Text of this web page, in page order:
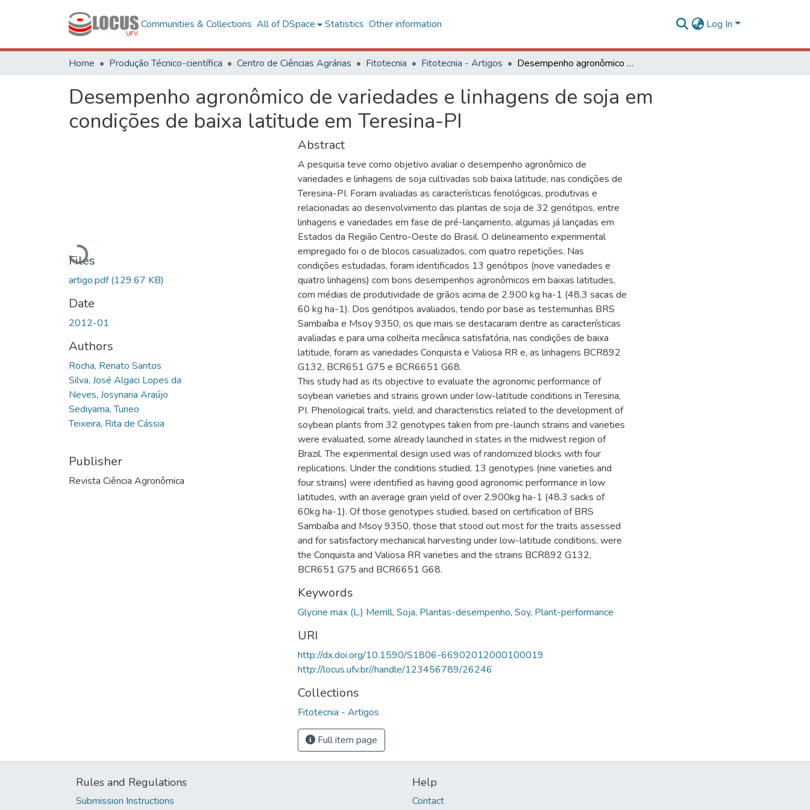
Communities & Collections All of DSpace Statistics Other information Log In
Home Produção Técnico-científica Centro de Ciências Agrárias Fitotecnia Fitotecnia - Artigos Desempenho agronômico de variedades e linhagens de soja em condições de baixa latitude em Teresina-PI
Desempenho agronômico de variedades e linhagens de soja em
condições de baixa latitude em Teresina-PI
Loading...
Files
artigo.pdf(129.67 KB)
Date
2012-01
Authors
Rocha, Renato Santos
Silva, José Algaci Lopes da
Neves, Josynaria Araújo
Sediyama, Tuneo
Teixeira, Rita de Cássia
Publisher
Revista Ciência Agronômica
Abstract
A pesquisa teve como objetivo avaliar o desempenho agronômico de
variedades e linhagens de soja cultivadas sob baixa latitude, nas condições de
Teresina-PI. Foram avaliadas as características fenológicas, produtivas e
relacionadas ao desenvolvimento das plantas de soja de 32 genótipos, entre
linhagens e variedades em fase de pré-lançamento, algumas já lançadas em
Estados da Região Centro-Oeste do Brasil. O delineamento experimental
empregado foi o de blocos casualizados, com quatro repetições. Nas
condições estudadas, foram identificados 13 genótipos (nove variedades e
quatro linhagens) com bons desempenhos agronômicos em baixas latitudes,
com médias de produtividade de grãos acima de 2.900 kg ha-1 (48,3 sacas de
60 kg ha-1). Dos genótipos avaliados, tendo por base as testemunhas BRS
Sambaíba e Msoy 9350, os que mais se destacaram dentre as características
avaliadas e para uma colheita mecânica satisfatória, nas condições de baixa
latitude, foram as variedades Conquista e Valiosa RR e, as linhagens BCR892
G132, BCR651 G75 e BCR6651 G68.
This study had as its objective to evaluate the agronomic performance of
soybean varieties and strains grown under low-latitude conditions in Teresina,
PI. Phenological traits, yield, and characteristics related to the development of
soybean plants from 32 genotypes taken from pre-launch strains and varieties
were evaluated, some already launched in states in the midwest region of
Brazil. The experimental design used was of randomized blocks with four
replications. Under the conditions studied, 13 genotypes (nine varieties and
four strains) were identified as having good agronomic performance in low
latitudes, with an average grain yield of over 2,900kg ha-1 (48.3 sacks of
60kg ha-1). Of those genotypes studied, based on certification of BRS
Sambaíba and Msoy 9350, those that stood out most for the traits assessed
and for satisfactory mechanical harvesting under low-latitude conditions, were
the Conquista and Valiosa RR varieties and the strains BCR892 G132,
BCR651 G75 and BCR6651 G68.
Keywords
Glycine max (L.) Merrill, Soja, Plantas-desempenho, Soy, Plant-performance
URI
http://dx.doi.org/10.1590/S1806-66902012000100019
http://locus.ufv.br//handle/123456789/26246
Collections
Fitotecnia - Artigos
Full item page
Rules and Regulations
Submission Instructions
Help
Contact